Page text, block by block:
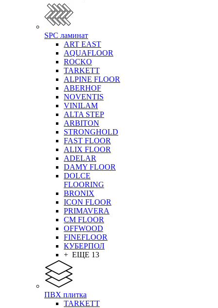
SPC ламинат
ART EAST
AQUAFLOOR
ROCKO
TARKETT
ALPINE FLOOR
ABERHOF
NOVENTIS
VINILAM
ALTA STEP
ARBITON
STRONGHOLD
FAST FLOOR
ALIX FLOOR
ADELAR
DAMY FLOOR
DOLCE
FLOORING
BRONIX
ICON FLOOR
PRIMAVERA
CM FLOOR
OFFWOOD
FINEFLOOR
КУБЕРПОЛ
+ ЕЩЕ 13
ПВХ плитка
TARKETT